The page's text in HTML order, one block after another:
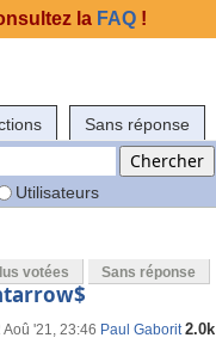
Sans réponse
Utilisateurs
votées Sans réponse
Aoû '21, 23:46 Paul Gaborit 2.0k
la FAQ !